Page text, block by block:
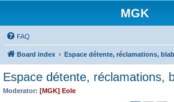
MGK
FAQ
Board index Espace détente, réclamations,
Espace détente, réclamations,
Moderator: [MGK] Eole